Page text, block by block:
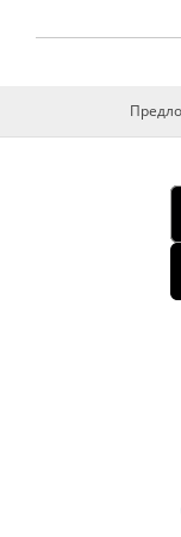
Развитие
Итоговой
Итоговая
Фольклор
чтению в